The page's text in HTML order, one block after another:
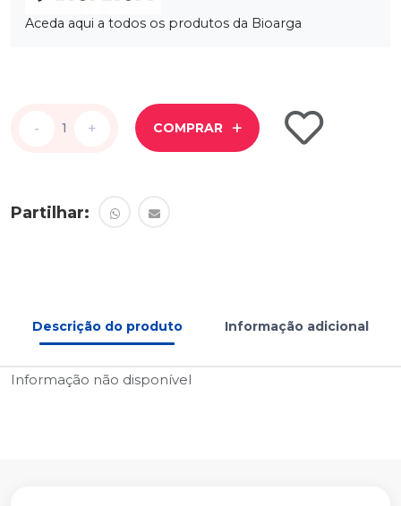
Aceda aqui a todos os produtos da Bioarga
- +
- + COMPRAR
Partilhar:
Descrição do produto Informação adicional
Informação não disponível